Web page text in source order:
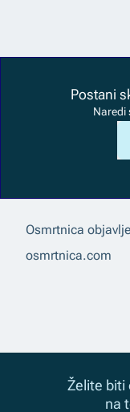
Postani
Naredi
Osmrtnica
osmrtnica.com
Želite biti
na